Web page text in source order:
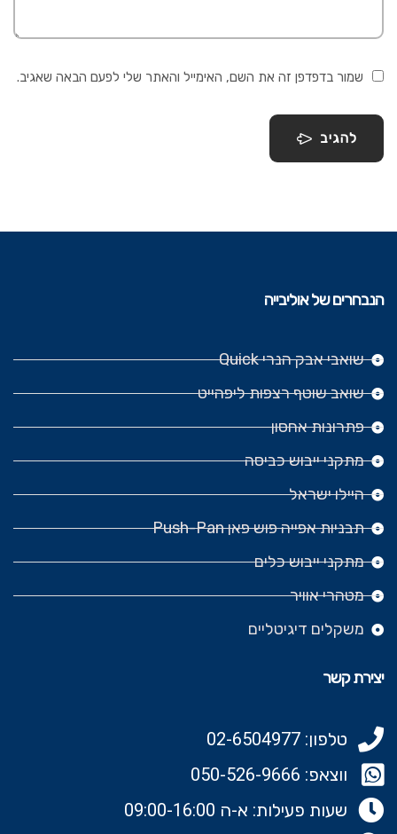
שמור בדפדפן זה את השם, האימייל והאתר שלי לפעם הבאה שאגיב.
להגיב
הנבחרים של אוליבייה
שואבי אבק הנרי Quick
שואב שוטף רצפות ליפהייט
פתרונות אחסון
מתקני ייבוש כביסה
היילו ישראל
תבניות אפייה פוש פאן Push-Pan
מתקני ייבוש כלים
מטהרי אוויר
משקלים דיגיטליים
יצירת קשר
טלפון: 02-6504977
ווצאפ: 050-526-9666‬
שעות פעילות: א-ה 09:00-16:00